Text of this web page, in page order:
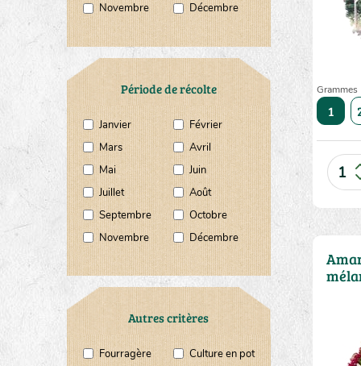
Novembre
Décembre
Période de récolte
Janvier
Février
Mars
Avril
Mai
Juin
Juillet
Août
Septembre
Octobre
Novembre
Décembre
Autres critères
Fourragère
Culture en pot
Grammes
10 20 1